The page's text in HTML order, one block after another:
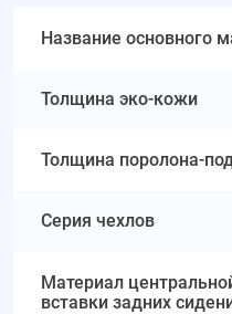
Название основного
Толщина эко-кожи
Толщина поролона-
Серия чехлов
Материал
вставки задних